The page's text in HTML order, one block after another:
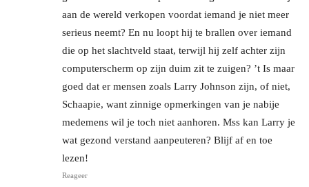
aan de wereld verkopen voordat iemand je niet meer
serieus neemt? En nu loopt hij te brallen over iemand
die op het slachtveld staat, terwijl hij zelf achter zijn
computerscherm op zijn duim zit te zuigen? ’t Is maar
goed dat er mensen zoals Larry Johnson zijn, of niet,
Schaapie, want zinnige opmerkingen van je nabije
medemens wil je toch niet aanhoren. Mss kan Larry je
wat gezond verstand aanpeuteren? Blijf af en toe
lezen!
Reageer